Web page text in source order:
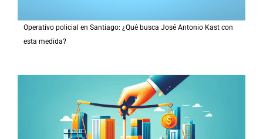
Operativo policial en Santiago: ¿Qué busca José Antonio Kast con
esta medida?